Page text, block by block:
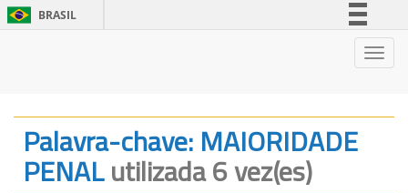
BRASIL
Legislação
Canais
Palavra-chave: MAIORIDADE
PENALutilizada 6 vez(es)